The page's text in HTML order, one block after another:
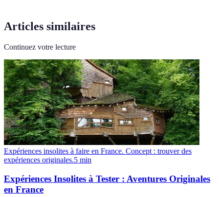
Articles similaires
Continuez votre lecture
Expériences insolites à faire en France. Concept : trouver des
expériences originales.5 min
Expériences Insolites à Tester : Aventures Originales
en France